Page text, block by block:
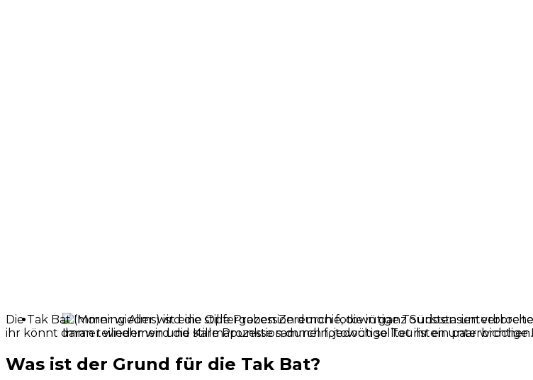
Immer wieder wird die stille Prozession durch fotowütige Touristen unterbrochen.
Die Tak Bat (Morning Alms) ist eine Opfergaben Zeremonie, die in ganz Südostasien
ihr könnt daran teilnehmen und Karmapunkte sammeln, jedoch solltet ihr ein paar wichtige
Was ist der Grund für die Tak Bat?